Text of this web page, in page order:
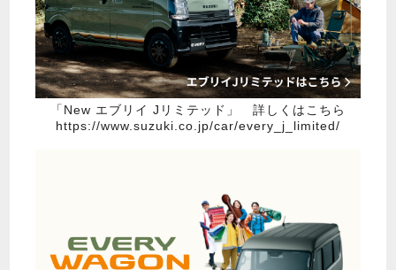
「New エブリイ Jリミテッド」 詳しくはこちら
https://www.suzuki.co.jp/car/every_j_limited/